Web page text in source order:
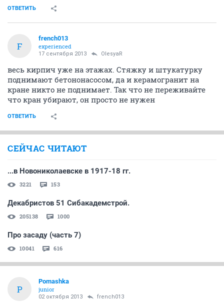
ОТВЕТИТЬ
F
french013
experienced
17 сентября 2013 OlesyaR
весь кирпич уже на этажах. Стяжку и штукатурку
поднимают бетононасосом, да и керамогранит на
кране никто не поднимает. Так что не переживайте
что кран убирают, он просто не нужен
ОТВЕТИТЬ
СЕЙЧАС ЧИТАЮТ
...в Новониколаевске в 1917-18 гг.
3221 153
Декабристов 51 Сибакадемстрой.
205138 1000
Про засаду (часть 7)
10041 616
P
Pomashka
junior
02 октября 2013 french013